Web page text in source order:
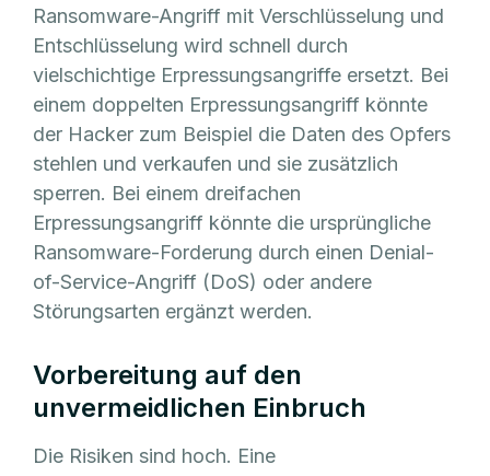
Ransomware-Angriff mit Verschlüsselung und
Entschlüsselung wird schnell durch
vielschichtige Erpressungsangriffe ersetzt. Bei
einem doppelten Erpressungsangriff könnte
der Hacker zum Beispiel die Daten des Opfers
stehlen und verkaufen und sie zusätzlich
sperren. Bei einem dreifachen
Erpressungsangriff könnte die ursprüngliche
Ransomware-Forderung durch einen Denial-
of-Service-Angriff (DoS) oder andere
Störungsarten ergänzt werden.
Vorbereitung auf den
unvermeidlichen Einbruch
Die Risiken sind hoch. Eine